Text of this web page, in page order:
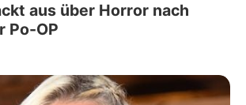
aus über Horror nach
Po-OP